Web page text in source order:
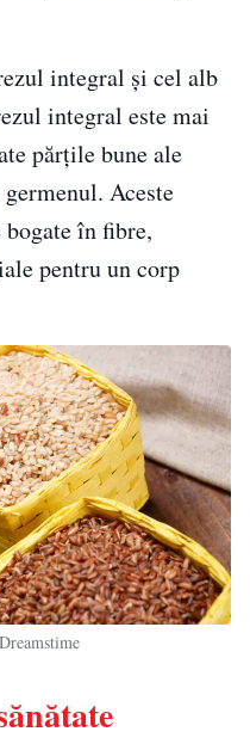
integral și cel alb
integral este mai
părțile bune ale
Aceste
în fibre,
pentru un corp